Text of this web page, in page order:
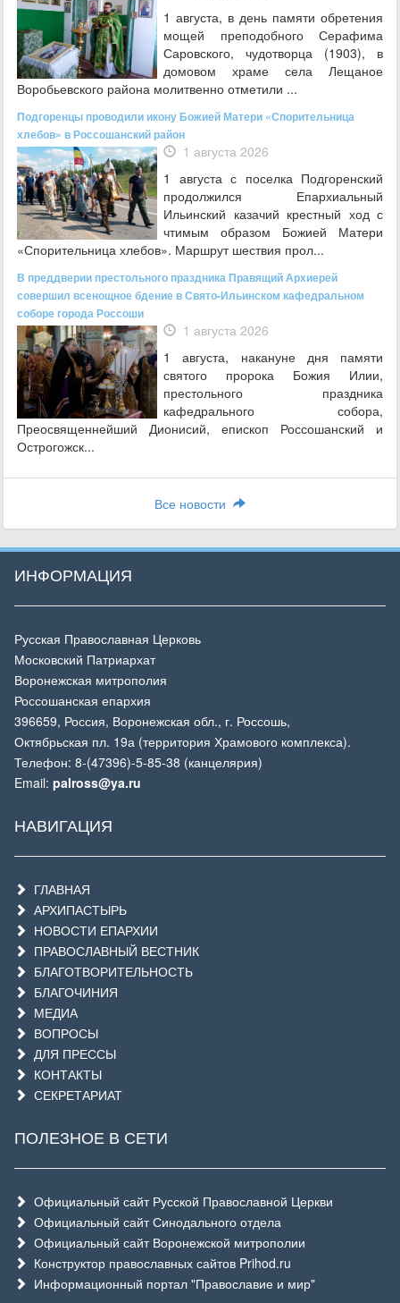
1 августа, в день памяти обретения
мощей преподобного Серафима
Саровского, чудотворца (1903), в
домовом храме села Лещаное
Воробьевского района молитвенно отметили ...
Подгоренцы проводили икону Божией Матери «Спорительница
хлебов» в Россошанский район
1 августа 2026
1 августа с поселка Подгоренский
продолжился Епархиальный
Ильинский казачий крестный ход с
чтимым образом Божией Матери
«Спорительница хлебов». Маршрут шествия прол...
В преддверии престольного праздника Правящий Архиерей
совершил всенощное бдение в Свято-Ильинском кафедральном
соборе города Россоши
1 августа 2026
1 августа, накануне дня памяти
святого пророка Божия Илии,
престольного праздника
кафедрального собора,
Преосвященнейший Дионисий, епископ Россошанский и
Острогожск...
Все новости
ИНФОРМАЦИЯ
Русская Православная Церковь
Московский Патриархат
Воронежская митрополия
Россошанская епархия
396659, Россия, Воронежская обл., г. Россошь,
Октябрьская пл. 19а (территория Храмового комплекса).
Телефон: 8-(47396)-5-85-38 (канцелярия)
Email: palross@ya.ru
НАВИГАЦИЯ
ГЛАВНАЯ
АРХИПАСТЫРЬ
НОВОСТИ ЕПАРХИИ
ПРАВОСЛАВНЫЙ ВЕСТНИК
БЛАГОТВОРИТЕЛЬНОСТЬ
БЛАГОЧИНИЯ
МЕДИА
ВОПРОСЫ
ДЛЯ ПРЕССЫ
КОНТАКТЫ
СЕКРЕТАРИАТ
ПОЛЕЗНОЕ В СЕТИ
Официальный сайт Русской Православной Церкви
Официальный сайт Синодального отдела
Официальный сайт Воронежской митрополии
Конструктор православных сайтов Prihod.ru
Информационный портал "Православие и мир"